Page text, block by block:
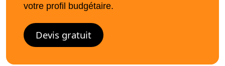
votre profil budgétaire.
Devis gratuit